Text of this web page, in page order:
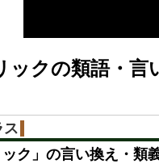
ックの類語・言
ス
ク 」の言い換え・類